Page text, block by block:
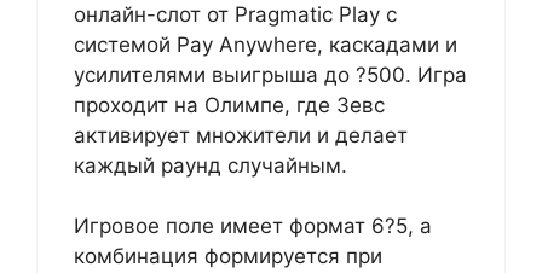
онлайн-слот от Pragmatic Play с
системой Pay Anywhere, каскадами и
усилителями выигрыша до ?500. Игра
проходит на Олимпе, где Зевс
активирует множители и делает
каждый раунд случайным.
Игровое поле имеет формат 6?5, а
комбинация формируется при